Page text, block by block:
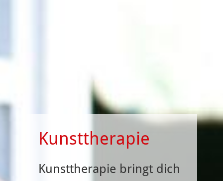
Kunsttherapie
Kunsttherapie bringt dich